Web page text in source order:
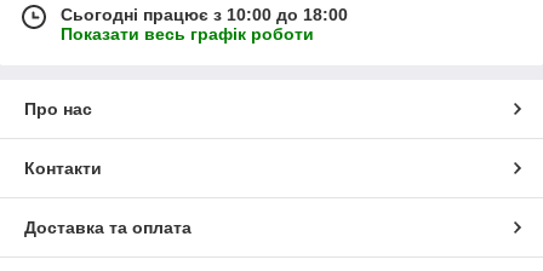
Сьогодні працює з 10:00 до 18:00
Показати весь графік роботи
Про нас
Контакти
Доставка та оплата